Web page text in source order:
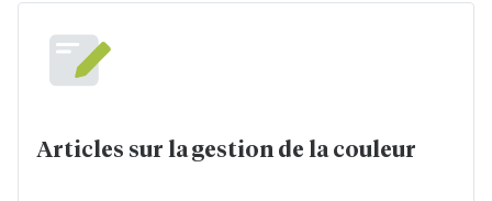
Articles sur la gestion de la couleur